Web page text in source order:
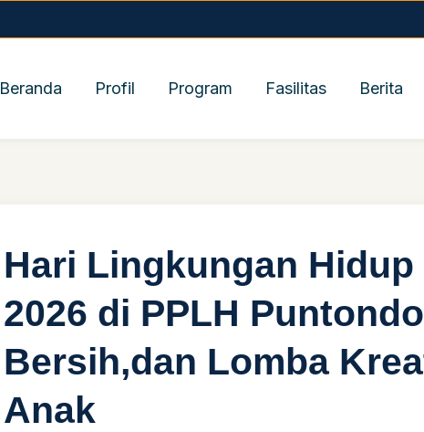
Beranda
Profil Program Fasilitas Berita
Hari Lingkungan Hidup
2026 di PPLH
Bersih,dan Lomba
Anak